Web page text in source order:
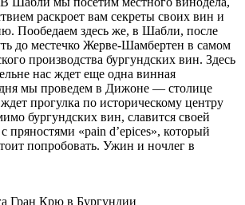
раскроет вам секреты своих вин и
Пообедаем здесь же, в Шабли, после
до местечко Жерве-Шамбертен в самом
производства бургундских вин. Здесь
нас ждет еще одна винная
дня мы проведем в Дижоне — столице
прогулка по историческому центру
бургундских вин, славится своей
пряностями «pain d’epices», который
попробовать. Ужин и ночлег в
Гран Крю в Бургундии